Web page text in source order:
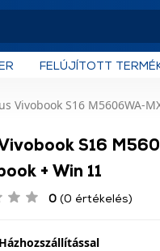
FELÚJÍTOTT
Vivobook S16 M5606WA-
S16
+ Win 11
0 (0 értékelés)
Házhozszállítással